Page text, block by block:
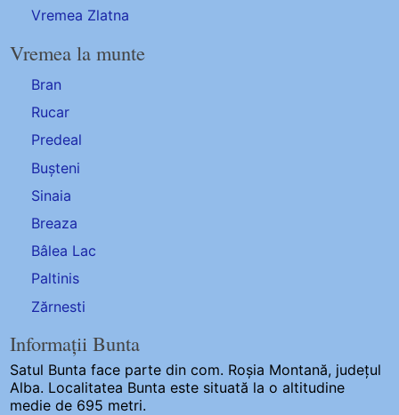
Vremea Zlatna
Vremea la munte
Bran
Rucar
Predeal
Bușteni
Sinaia
Breaza
Bâlea Lac
Paltinis
Zărnesti
Informații Bunta
Satul Bunta face parte din com. Roșia Montană, județul
Alba. Localitatea Bunta este situată la o altitudine
medie de 695 metri.